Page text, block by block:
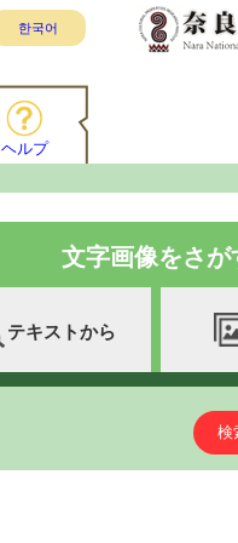
한국어
ヘルプ
文字画像をさが
テキストから
検